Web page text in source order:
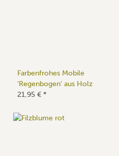
Farbenfrohes Mobile
'Regenbogen' aus Holz
21,95 € *